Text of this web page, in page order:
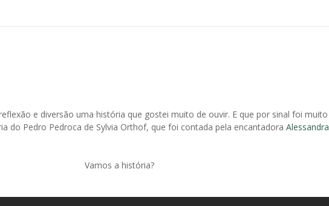
e diversão uma história que gostei muito de ouvir. E que por sinal foi muito
do Pedro Pedroca de Sylvia Orthof, que foi contada pela encantadora Alessandra
Vamos a história?